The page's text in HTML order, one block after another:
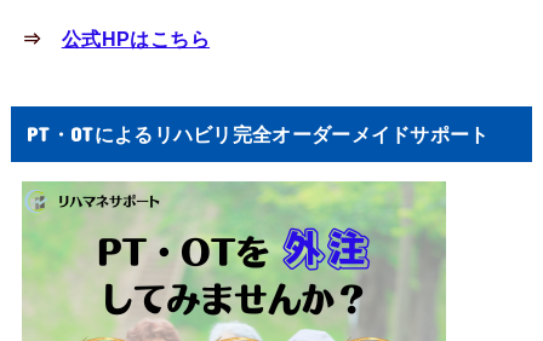
⇒ 公式HPはこちら
PT・OTによるリハビリ完全オーダーメイドサポート